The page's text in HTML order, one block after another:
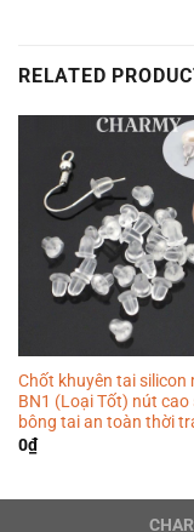
RELATED
Chốt khuyên tai silicon
BN1 (Loại Tốt) nút cao
bông tai an toàn thời
0₫